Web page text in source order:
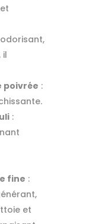
il
poivrée :
:
fine :
et